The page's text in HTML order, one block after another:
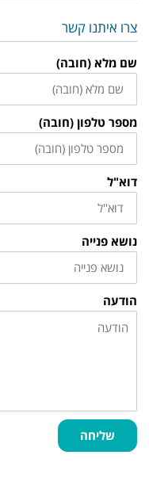
צרו איתנו קשר
שם מלא (חובה)
מספר טלפון (חובה)
דוא"ל
נושא פנייה
הודעה
שליחה